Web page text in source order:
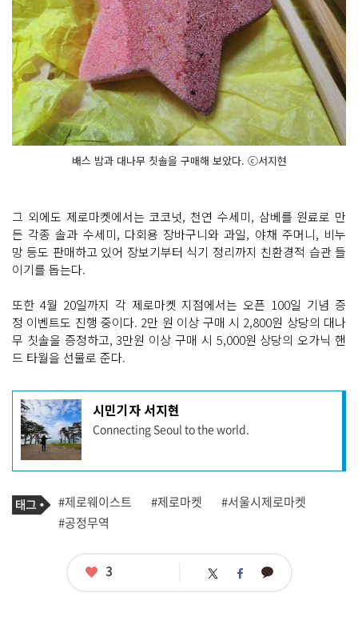
배스 밤과 대나무 칫솔을 구매해 보았다. ⓒ서지현
그 외에도 제로마켓에서는 코코넛, 천연 수세미, 삼베를 원료로 만
든 각종 솔과 수세미, 다회용 장바구니와 과일, 야채 주머니, 비누
망 등도 판매하고 있어 장보기부터 식기 정리까지 친환경적 습관 들
이기를 돕는다.
또한 4월 20일까지 각 제로마켓 지점에서는 오픈 100일 기념 증
정 이벤트도 진행 중이다. 2만 원 이상 구매 시 2,800원 상당의 대나
무 칫솔을 증정하고, 3만원 이상 구매 시 5,000원 상당의 오가닉 핸
드 타월을 선물로 준다.
기
사
작
성
자
프
필
시민기자 서지현
Connecting Seoul to the world.
기
사
관
련
태
그
#제로웨이스트 #제로마켓
#서울시제로마켓
#공정무역
좋
3 트 페 카